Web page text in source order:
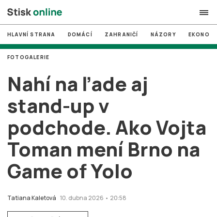
search
# MUNI
# Brno
# volby
login PŘIHLÁSIT SE
Zapomněli jste heslo?
HLAVNÍ STRANA DOMÁCÍ ZAHRANIČÍ NÁZORY
Nahí na ľade aj
stand-up v
podchode. Ako Vojta
Toman mení Brno na
Game of Yolo
Tatiana Kaletová 10. dubna 2026 • 20:58
FOTOGALERIE